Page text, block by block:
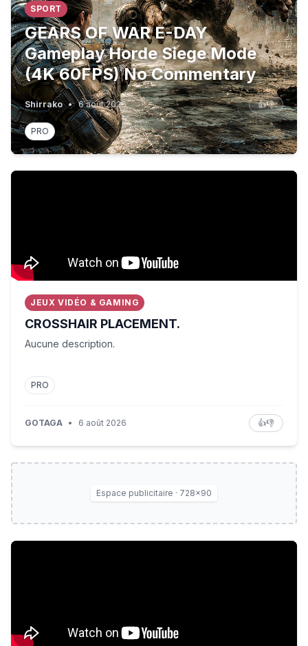
SPORT
GEARS OF WAR E-DAY
Gameplay Horde Siege Mode
(4K 60FPS) No Commentary
Shirrako • 6 août 2026 👍👎
PRO
CROSSHAIR PLACEMENT.
JEUX VIDÉO & GAMING
CROSSHAIR PLACEMENT.
Aucune description.
PRO
GOTAGA • 6 août 2026 👍👎
Espace publicitaire · 728×90
"Vivre-ensemble" : avons-nous encore quelque chose